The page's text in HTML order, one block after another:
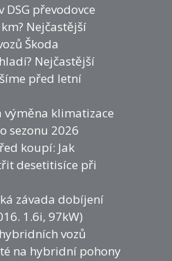
DSG převodovce
Nejčastější
Škoda
Nejčastější
před letní
výměna klimatizace
sezonu 2026
koupí: Jak
desetitisíce při
závada dobíjení
1.6i, 97kW)
vozů
na hybridní pohony